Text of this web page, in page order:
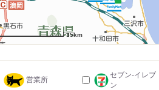
35km
営業所
セブン-イレブ
ン